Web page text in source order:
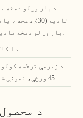
تادیه (30٪ دمخه
د 1 کال تضمین
د زیرمې ترلاسه
45 ورځې، نمونې شتون لري
د